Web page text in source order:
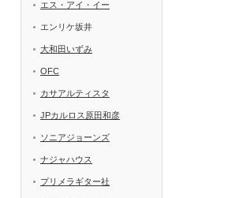
エス・アイ・イー
エンリケ坂井
大和田いずみ
OFC
カサアルティスタ
JPカルロス原田和彦
ソニアジョーンズ
ナジャハウス
プリメラギター社